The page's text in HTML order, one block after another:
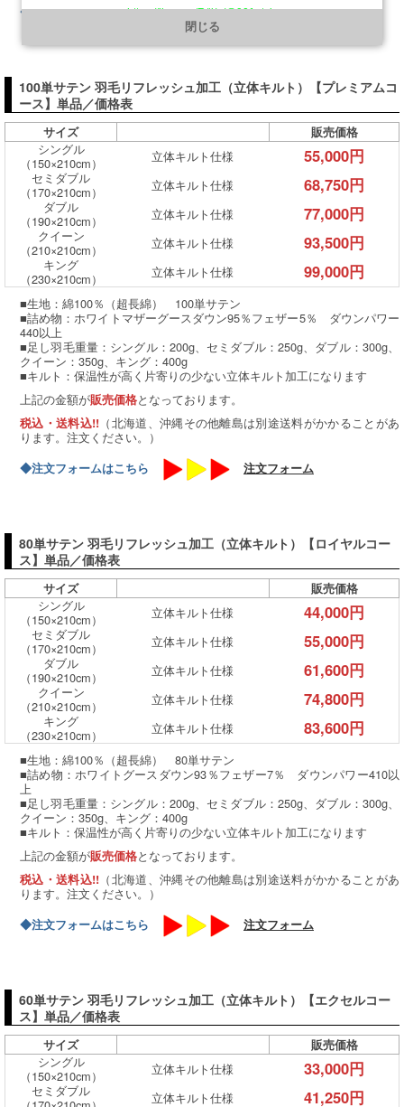
◆注文フォームはこちら 注文フォーム
100単サテン 羽毛リフレッシュ加工（立体キルト）【プレミアムコ
ース】単品／価格表
サイズ 販売価格
シングル
（150×210cm）
立体キルト仕様 55,000円
セミダブル
（170×210cm）
立体キルト仕様 68,750円
ダブル
（190×210cm）
立体キルト仕様 77,000円
クイーン
（210×210cm）
立体キルト仕様 93,500円
キング
（230×210cm）
立体キルト仕様 99,000円
■生地：綿100％（超長綿） 100単サテン
■詰め物：ホワイトマザーグースダウン95％フェザー5％ ダウンパワー
440以上
■足し羽毛重量：シングル：200g、セミダブル：250g、ダブル：300g、
クイーン：350g、キング：400g
■キルト：保温性が高く片寄りの少ない立体キルト加工になります
上記の金額が販売価格となっております。
税込・送料込!! （北海道、沖縄その他離島は別途送料がかかることがあ
ります。注文ください。）
◆注文フォームはこちら 注文フォーム
80単サテン 羽毛リフレッシュ加工（立体キルト）【ロイヤルコー
ス】単品／価格表
サイズ 販売価格
シングル
（150×210cm）
立体キルト仕様 44,000円
セミダブル
（170×210cm）
立体キルト仕様 55,000円
ダブル
（190×210cm）
立体キルト仕様 61,600円
クイーン
（210×210cm）
立体キルト仕様 74,800円
キング
（230×210cm）
立体キルト仕様 83,600円
■生地：綿100％（超長綿） 80単サテン
■詰め物：ホワイトグースダウン93％フェザー7％ ダウンパワー410以
上
■足し羽毛重量：シングル：200g、セミダブル：250g、ダブル：300g、
クイーン：350g、キング：400g
■キルト：保温性が高く片寄りの少ない立体キルト加工になります
上記の金額が販売価格となっております。
税込・送料込!! （北海道、沖縄その他離島は別途送料がかかることがあ
ります。注文ください。）
◆注文フォームはこちら 注文フォーム
60単サテン 羽毛リフレッシュ加工（立体キルト）【エクセルコー
ス】単品／価格表
サイズ 販売価格
シングル
（150×210cm）
立体キルト仕様 33,000円
セミダブル
立体キルト仕様 41,250円
https://line.me/R/ti/p/@901ptzjz
閉じる